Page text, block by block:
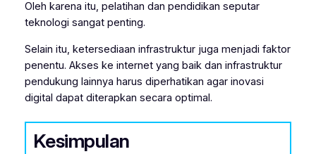
Oleh karena itu, pelatihan dan pendidikan seputar
teknologi sangat penting.
Selain itu, ketersediaan infrastruktur juga menjadi faktor
penentu. Akses ke internet yang baik dan infrastruktur
pendukung lainnya harus diperhatikan agar inovasi
digital dapat diterapkan secara optimal.
Kesimpulan